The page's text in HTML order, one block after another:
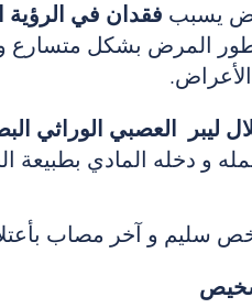
يسبب فقدان في
متسارع و هذا ما يفسر بأن ال80% من المصابين بمرض
ليبر العصبي الوراثي
و دخله المادي بطبيعة
سليم و آخر مصاب